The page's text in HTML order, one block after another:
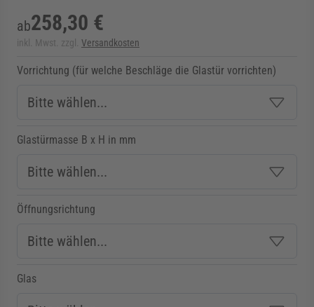
ab258,30 €
inkl. Mwst. zzgl. Versandkosten
Vorrichtung (für welche Beschläge die Glastür vorrichten)
Glastürmasse B x H in mm
Öffnungsrichtung
Glas